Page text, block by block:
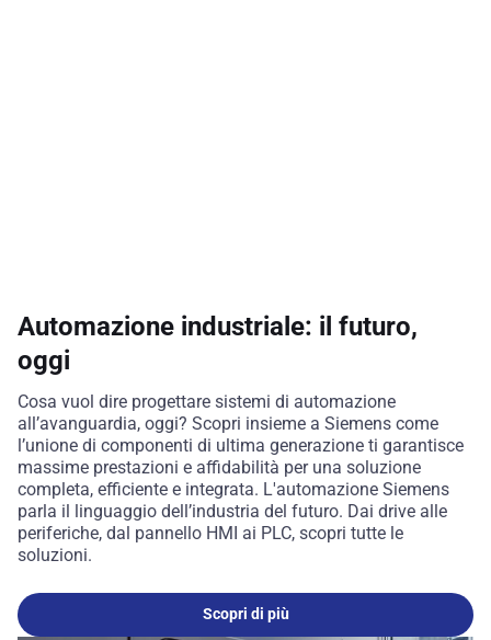
Automazione industriale: il futuro,
oggi
Cosa vuol dire progettare sistemi di automazione
all’avanguardia, oggi? Scopri insieme a Siemens come
l’unione di componenti di ultima generazione ti garantisce
massime prestazioni e affidabilità per una soluzione
completa, efficiente e integrata. L'automazione Siemens
parla il linguaggio dell’industria del futuro. Dai drive alle
periferiche, dal pannello HMI ai PLC, scopri tutte le
soluzioni.
Scopri di più